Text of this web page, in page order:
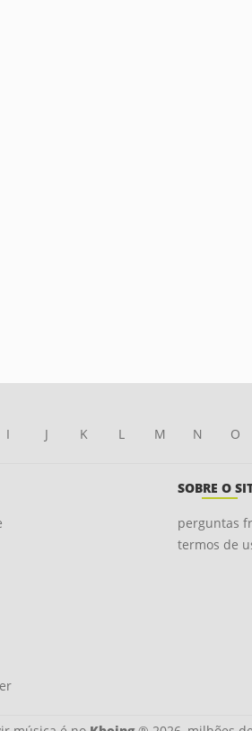
I J K L M N O
SOBRE O
perguntas
termos de